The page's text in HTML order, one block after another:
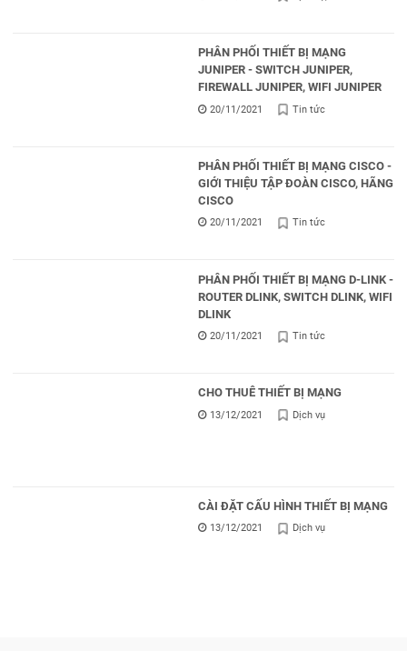
PHÂN PHỐI THIẾT BỊ MẠNG
JUNIPER - SWITCH JUNIPER,
FIREWALL JUNIPER, WIFI JUNIPER
20/11/2021 Tin tức
PHÂN PHỐI THIẾT BỊ MẠNG CISCO -
GIỚI THIỆU TẬP ĐOÀN CISCO, HÃNG
CISCO
20/11/2021 Tin tức
PHÂN PHỐI THIẾT BỊ MẠNG D-LINK -
ROUTER DLINK, SWITCH DLINK, WIFI
DLINK
20/11/2021 Tin tức
CHO THUÊ THIẾT BỊ MẠNG
13/12/2021 Dịch vụ
CÀI ĐẶT CẤU HÌNH THIẾT BỊ MẠNG
13/12/2021 Dịch vụ